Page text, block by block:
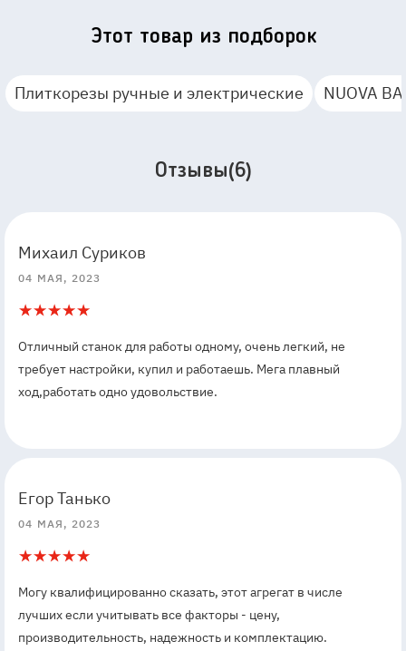
Этот товар из подборок
Плиткорезы ручные и электрические NUOVA
Отзывы(6)
55
Михаил Суриков
04 МАЯ, 2023
5
1
Отличный станок для работы одному, очень легкий, не
требует настройки, купил и работаешь. Мега плавный
ход,работать одно удовольствие.
55
Егор Танько
04 МАЯ, 2023
5
1
Могу квалифицированно сказать, этот агрегат в числе
лучших если учитывать все факторы - цену,
производительность, надежность и комплектацию.